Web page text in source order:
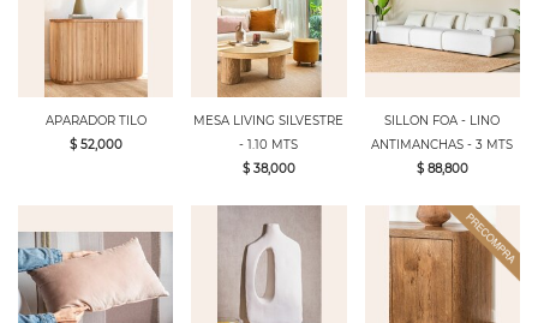
APARADOR TILO
$ 52,000
MESA LIVING SILVESTRE
- 1.10 MTS
$ 38,000
SILLON FOA - LINO
ANTIMANCHAS - 3 MTS
$ 88,800